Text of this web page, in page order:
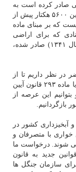
صادر کرده است به
مستندات وقفیت اکتفا و عنوان کرده است که این ۵۶۰۰ هکتار پیش از
که بر مبنای ماده
که برای اراضی
جنگلی و مرتعی قبل از تصویب این قانون (سال ۱۳۴۱) صادر شده،
در نظر داریم تا از
رئیس قوه قضاییه بخواهیم که از راه ماده ۴۷۷ یا ماده ۲۹۳ قانون آیین
این عرصه از
بازگردانیم.
آبخیزداری کشور در
با متصرفان و
شوند. درخواست ما
جدید به قانون
سازمان جنگل ها